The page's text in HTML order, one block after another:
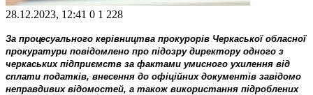
28.12.2023, 12:41 0 1 228
За процесуального керівництва прокурорів Черкаської обласної
прокуратури повідомлено про підозру директору одного з
черкаських підприємств за фактами умисного ухилення від
сплати податків, внесення до офіційних документів завідомо
неправдивих відомостей, а також використання підроблених